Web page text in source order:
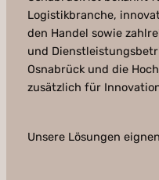
Logistikbranche,
den Handel sowie
und
Osnabrück und die
zusätzlich für
Unsere Lösungen